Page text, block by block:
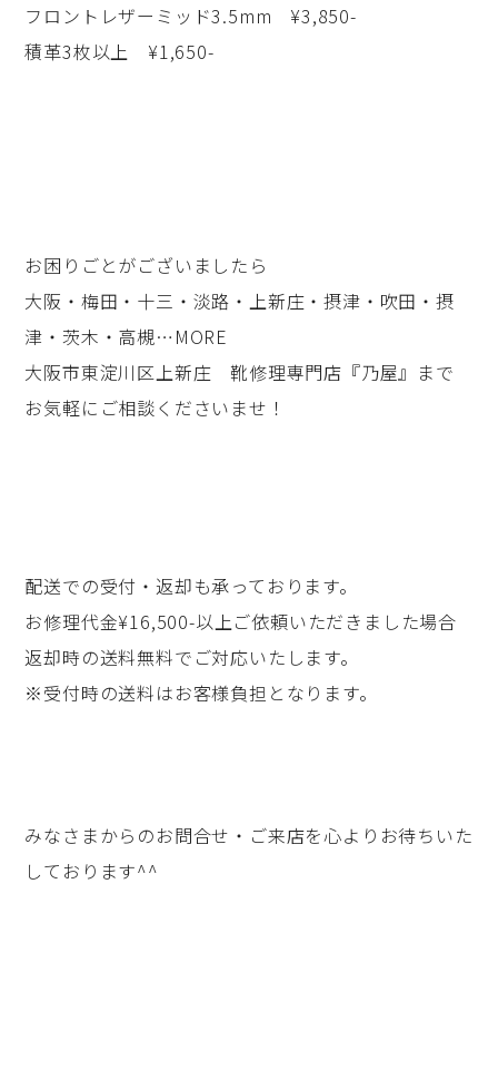
フロントレザーミッド3.5mm ¥3,850-
積革3枚以上 ¥1,650-
お困りごとがございましたら
大阪・梅田・十三・淡路・上新庄・摂津・吹田・摂
津・茨木・高槻…MORE
大阪市東淀川区上新庄 靴修理専門店『乃屋』まで
お気軽にご相談くださいませ！
配送での受付・返却も承っております。
お修理代金¥16,500-以上ご依頼いただきました場合
返却時の送料無料でご対応いたします。
※受付時の送料はお客様負担となります。
みなさまからのお問合せ・ご来店を心よりお待ちいた
しております^^